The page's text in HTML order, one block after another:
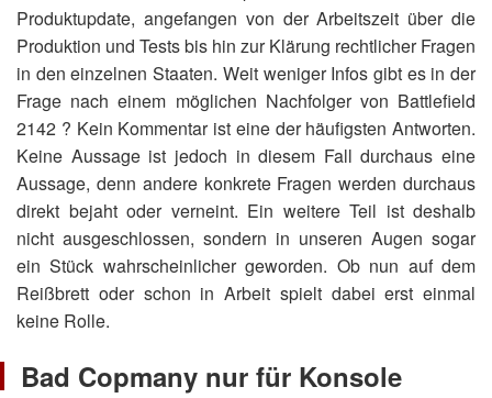
Produktupdate, angefangen von der Arbeitszeit über die
Produktion und Tests bis hin zur Klärung rechtlicher Fragen
in den einzelnen Staaten. Weit weniger Infos gibt es in der
Frage nach einem möglichen Nachfolger von Battlefield
2142 ? Kein Kommentar ist eine der häufigsten Antworten.
Keine Aussage ist jedoch in diesem Fall durchaus eine
Aussage, denn andere konkrete Fragen werden durchaus
direkt bejaht oder verneint. Ein weitere Teil ist deshalb
nicht ausgeschlossen, sondern in unseren Augen sogar
ein Stück wahrscheinlicher geworden. Ob nun auf dem
Reißbrett oder schon in Arbeit spielt dabei erst einmal
keine Rolle.
Bad Copmany nur für Konsole